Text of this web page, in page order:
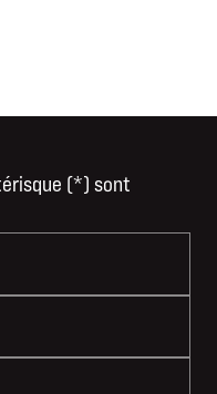
(*) sont